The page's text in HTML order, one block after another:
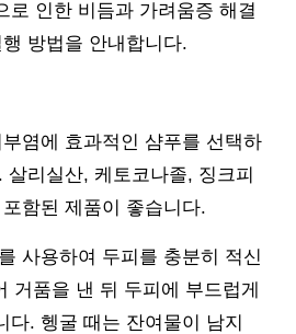
로 인한 비듬과 가려움증 해결
방법을 안내합니다.
염에 효과적인 샴푸를 선택하
살리실산, 케토코나졸, 징크피
함된 제품이 좋습니다.
사용하여 두피를 충분히 적신
거품을 낸 뒤 두피에 부드럽게
다. 헹굴 때는 잔여물이 남지